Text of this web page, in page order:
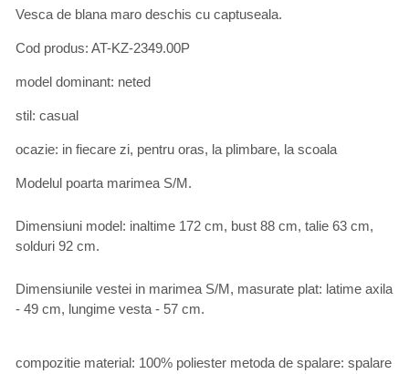
Vesca de blana maro deschis cu captuseala.
Cod produs: AT-KZ-2349.00P
model dominant: neted
stil: casual
ocazie: in fiecare zi, pentru oras, la plimbare, la scoala
Modelul poarta marimea S/M.
Dimensiuni model: inaltime 172 cm, bust 88 cm, talie 63 cm,
solduri 92 cm.
Dimensiunile vestei in marimea S/M, masurate plat: latime axila
- 49 cm, lungime vesta - 57 cm.
compozitie material: 100% poliester metoda de spalare: spalare